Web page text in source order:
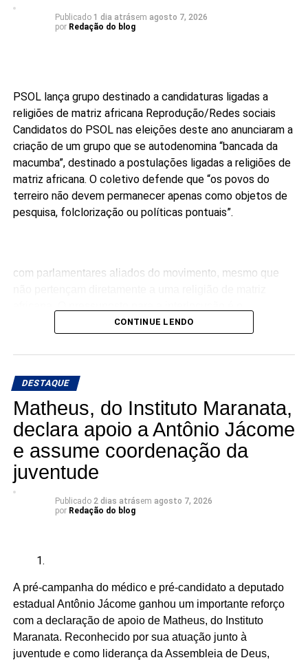
Publicado 1 dia atrásem agosto 7, 2026
por Redação do blog
PSOL lança grupo destinado a candidaturas ligadas a
religiões de matriz africana Reprodução/Redes sociais
Candidatos do PSOL nas eleições deste ano anunciaram a
criação de um grupo que se autodenomina “bancada da
macumba”, destinado a postulações ligadas a religiões de
matriz africana. O coletivo defende que “os povos do
terreiro não devem permanecer apenas como objetos de
pesquisa, folclorização ou políticas pontuais”.
com parlamentares aliados do movimento, mesmo que
compromisso público com a agenda da articulação.
“Ninguém pode falar melhor por nós do que nós mesmos.
ocupando os parlamentos, continuaremos sendo
lembrados apenas em momentos pontuais”, dizem os
candidatos à Câmara.
A articulação reúne seis candidatos à Câmara dos
Deputados:
Wesley Mendes (BA)
Mãe Bernadete de Oxóssi (BA)
Ariane Magalhães (RJ)
CONTINUE LENDO
DESTAQUE
Matheus, do Instituto Maranata,
declara apoio a Antônio Jácome
e assume coordenação da
juventude
Publicado 2 dias atrásem agosto 7, 2026
por Redação do blog
A pré-campanha do médico e pré-candidato a deputado
estadual Antônio Jácome ganhou um importante reforço
com a declaração de apoio de Matheus, do Instituto
Maranata. Reconhecido por sua atuação junto à
juventude e como liderança da Assembleia de Deus,